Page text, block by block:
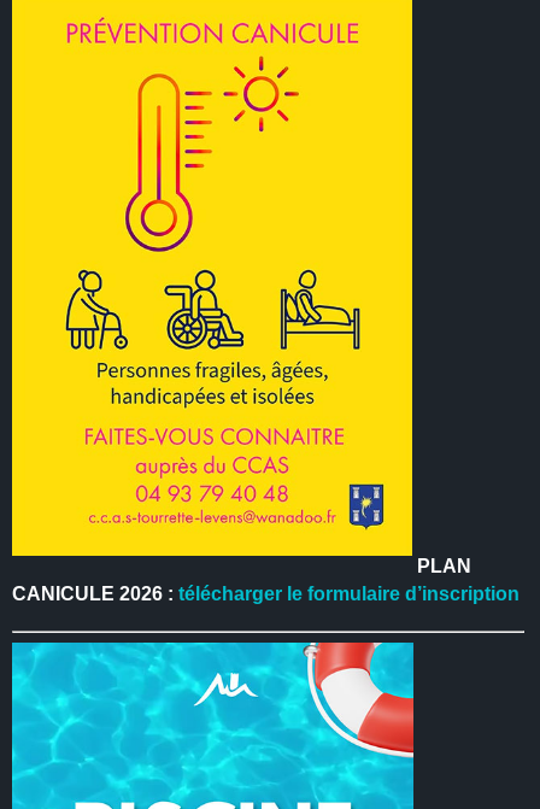
PLAN
CANICULE 2026 :télécharger le formulaire d’inscription